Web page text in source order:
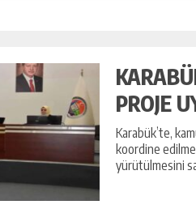
PROJE
Karabük’te,
koordine
yürütülmesini